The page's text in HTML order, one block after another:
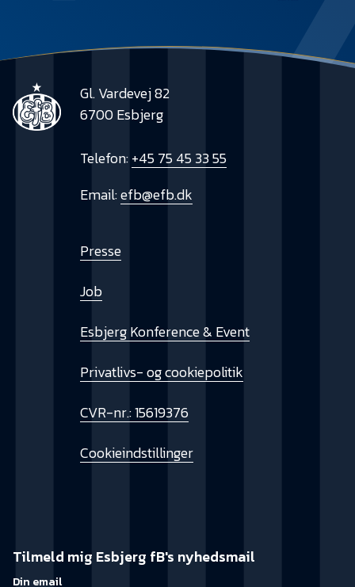
Gl. Vardevej 82
6700 Esbjerg
Telefon:+45 75 45 33 55
Email:efb@efb.dk
Presse
Job
Esbjerg Konference & Event
Privatlivs- og cookiepolitik
CVR-nr.: 15619376
Cookieindstillinger
Tilmeld mig Esbjerg fB's nyhedsmail
Din email